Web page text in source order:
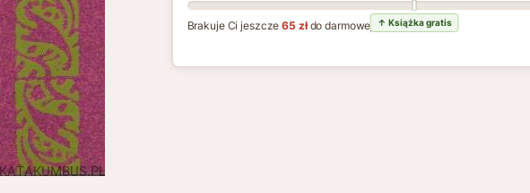
Brakuje Ci jeszcze65 złdo darmowej dostawy